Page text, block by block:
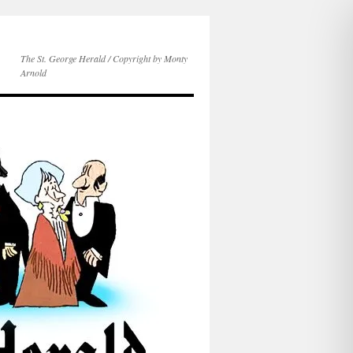
The St. George Herald / Copyright by Monty
Arnold